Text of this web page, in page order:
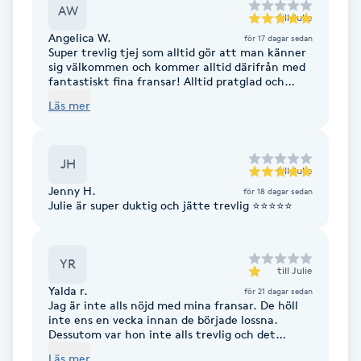
Makeup
Manikyr & Pedikyr
Medial vägledning
Meditation
Medium
AW till Julie
Angelica W. för 17 dagar sedan
Super trevlig tjej som alltid gör att man känner
sig välkommen och kommer alltid därifrån med
fantastiskt fina fransar! Alltid pratglad och
Läs mer
JH till Julie
Jenny H. för 18 dagar sedan
Julie är super duktig och jätte trevlig ⭐️⭐️⭐️⭐️⭐️
YR till Julie
Yalda r. för 21 dagar sedan
Jag är inte alls nöjd med mina fransar. De höll
inte ens en vecka innan de började lossna.
Dessutom var hon inte alls trevlig och det
Läs mer